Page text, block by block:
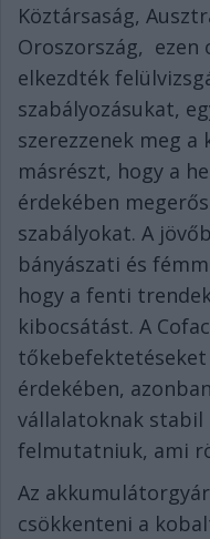
Köztársaság,
Oroszország,
elkezdték
szabályozásukat,
szerezzenek meg
másrészt, hogy a
érdekében
szabályokat. A
bányászati és
hogy a fenti
kibocsátást. A
tőkebefektetéseket
érdekében,
vállalatoknak stabil
felmutatniuk, ami
Az
csökkenteni a